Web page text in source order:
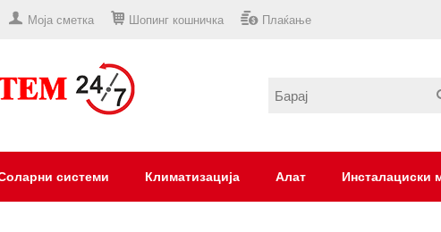
Моја сметка Шопинг кошничка Плаќање
системи Климатизација Алат Инсталациски